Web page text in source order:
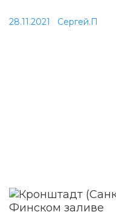
28.11.2021 Сергей.П